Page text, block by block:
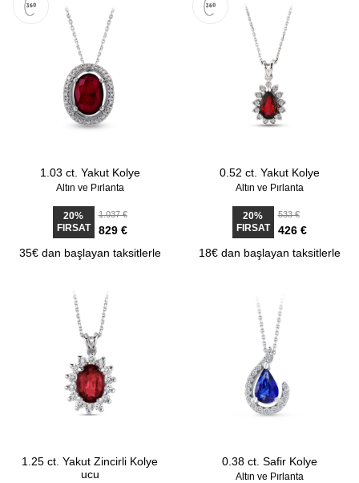
1.03 ct. Yakut Kolye
Altın ve Pırlanta
20%
FIRSAT
1.037 €
829 €
35€ dan başlayan taksitlerle
0.52 ct. Yakut Kolye
Altın ve Pırlanta
20%
FIRSAT
533 €
426 €
18€ dan başlayan taksitlerle
1.25 ct. Yakut Zincirli Kolye
ucu
0.38 ct. Safir Kolye
Altın ve Pırlanta